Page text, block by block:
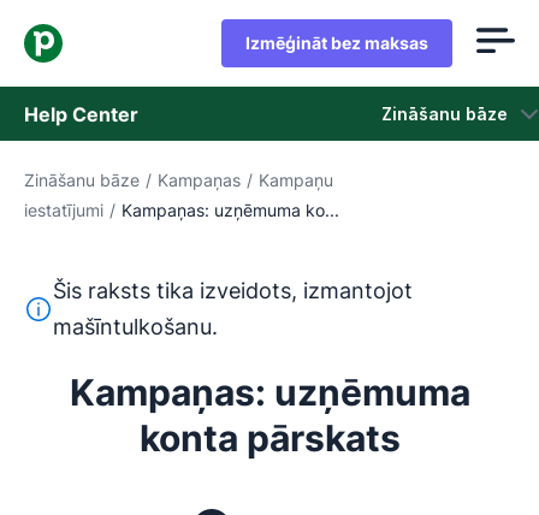
Izmēģināt bez maksas
Help Center Zināšanu bāze
Zināšanu bāze
Sazināties ar atbalsta dienestu
Zināšanu bāze / Kampaņas / Kampaņu
iestatījumi / Kampaņas: uzņēmuma ko...
Šis teksts ir tulkots no angļu valodas, izmantojot
Šis raksts tika izveidots, izmantojot
mašīntulkošanu.
Kampaņas: uzņēmuma
konta pārskats